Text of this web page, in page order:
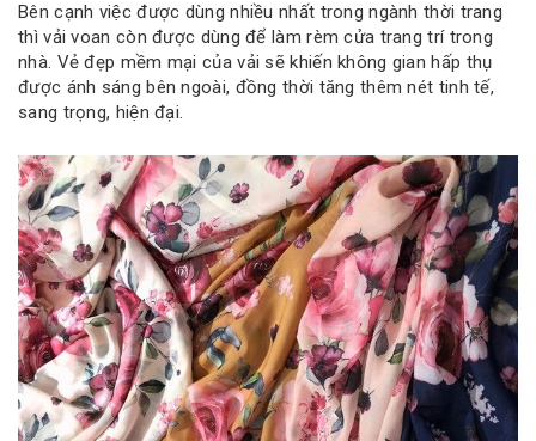
Bên cạnh việc được dùng nhiều nhất trong ngành thời trang
thì vải voan còn được dùng để làm rèm cửa trang trí trong
nhà. Vẻ đẹp mềm mại của vải sẽ khiến không gian hấp thụ
được ánh sáng bên ngoài, đồng thời tăng thêm nét tinh tế,
sang trọng, hiện đại.